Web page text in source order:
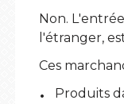
Non.
l'étranger,
Ces
Produits